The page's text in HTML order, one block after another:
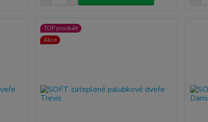
TOP produkt
Akce